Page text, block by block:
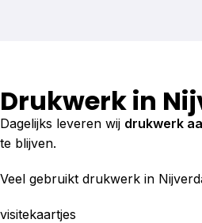
Drukwerk in
Dagelijks leveren wij drukwerk
te blijven.
Veel gebruikt drukwerk in
visitekaartjes